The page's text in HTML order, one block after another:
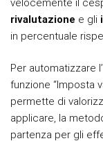
rivalutazione e gli
in percentuale
Per automatizzare
funzione “Imposta
permette di
applicare, la
partenza per gli